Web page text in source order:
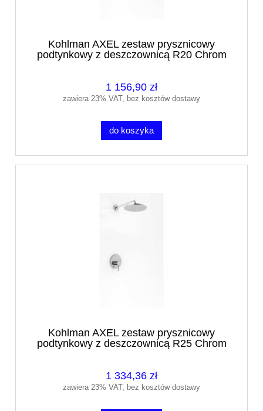
Kohlman AXEL zestaw prysznicowy
podtynkowy z deszczownicą R20 Chrom
1 156,90 zł
zawiera 23% VAT, bez kosztów dostawy
do koszyka
Kohlman AXEL zestaw prysznicowy
podtynkowy z deszczownicą R25 Chrom
1 334,36 zł
zawiera 23% VAT, bez kosztów dostawy